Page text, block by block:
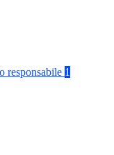
responsabile 1